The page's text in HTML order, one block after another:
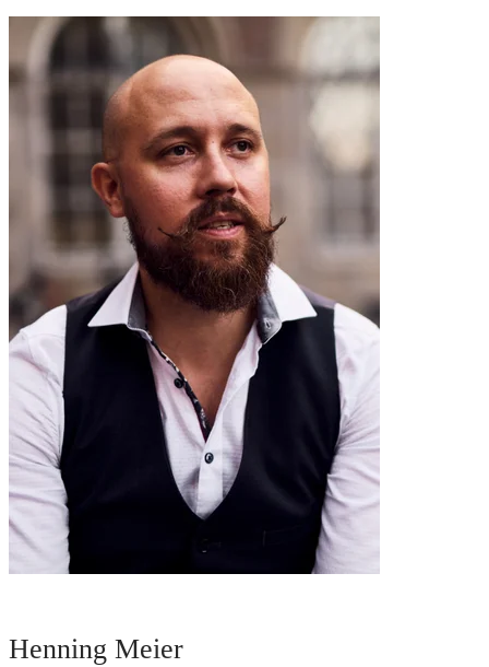
Henning Meier